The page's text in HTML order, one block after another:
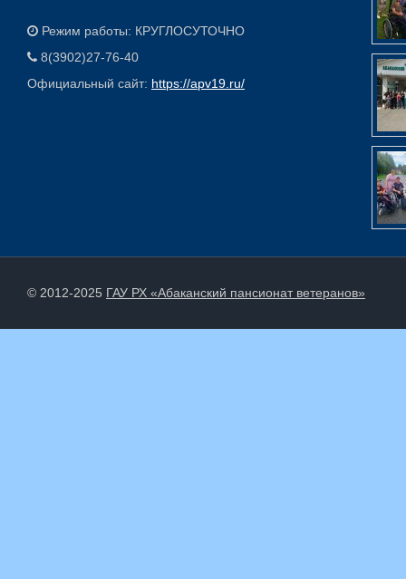
Режим работы: КРУГЛОСУТОЧНО
8(3902)27-76-40
Официальный сайт: https://apv19.ru/
© 2012-2025 ГАУ РХ «Абаканский пансионат ветеранов»